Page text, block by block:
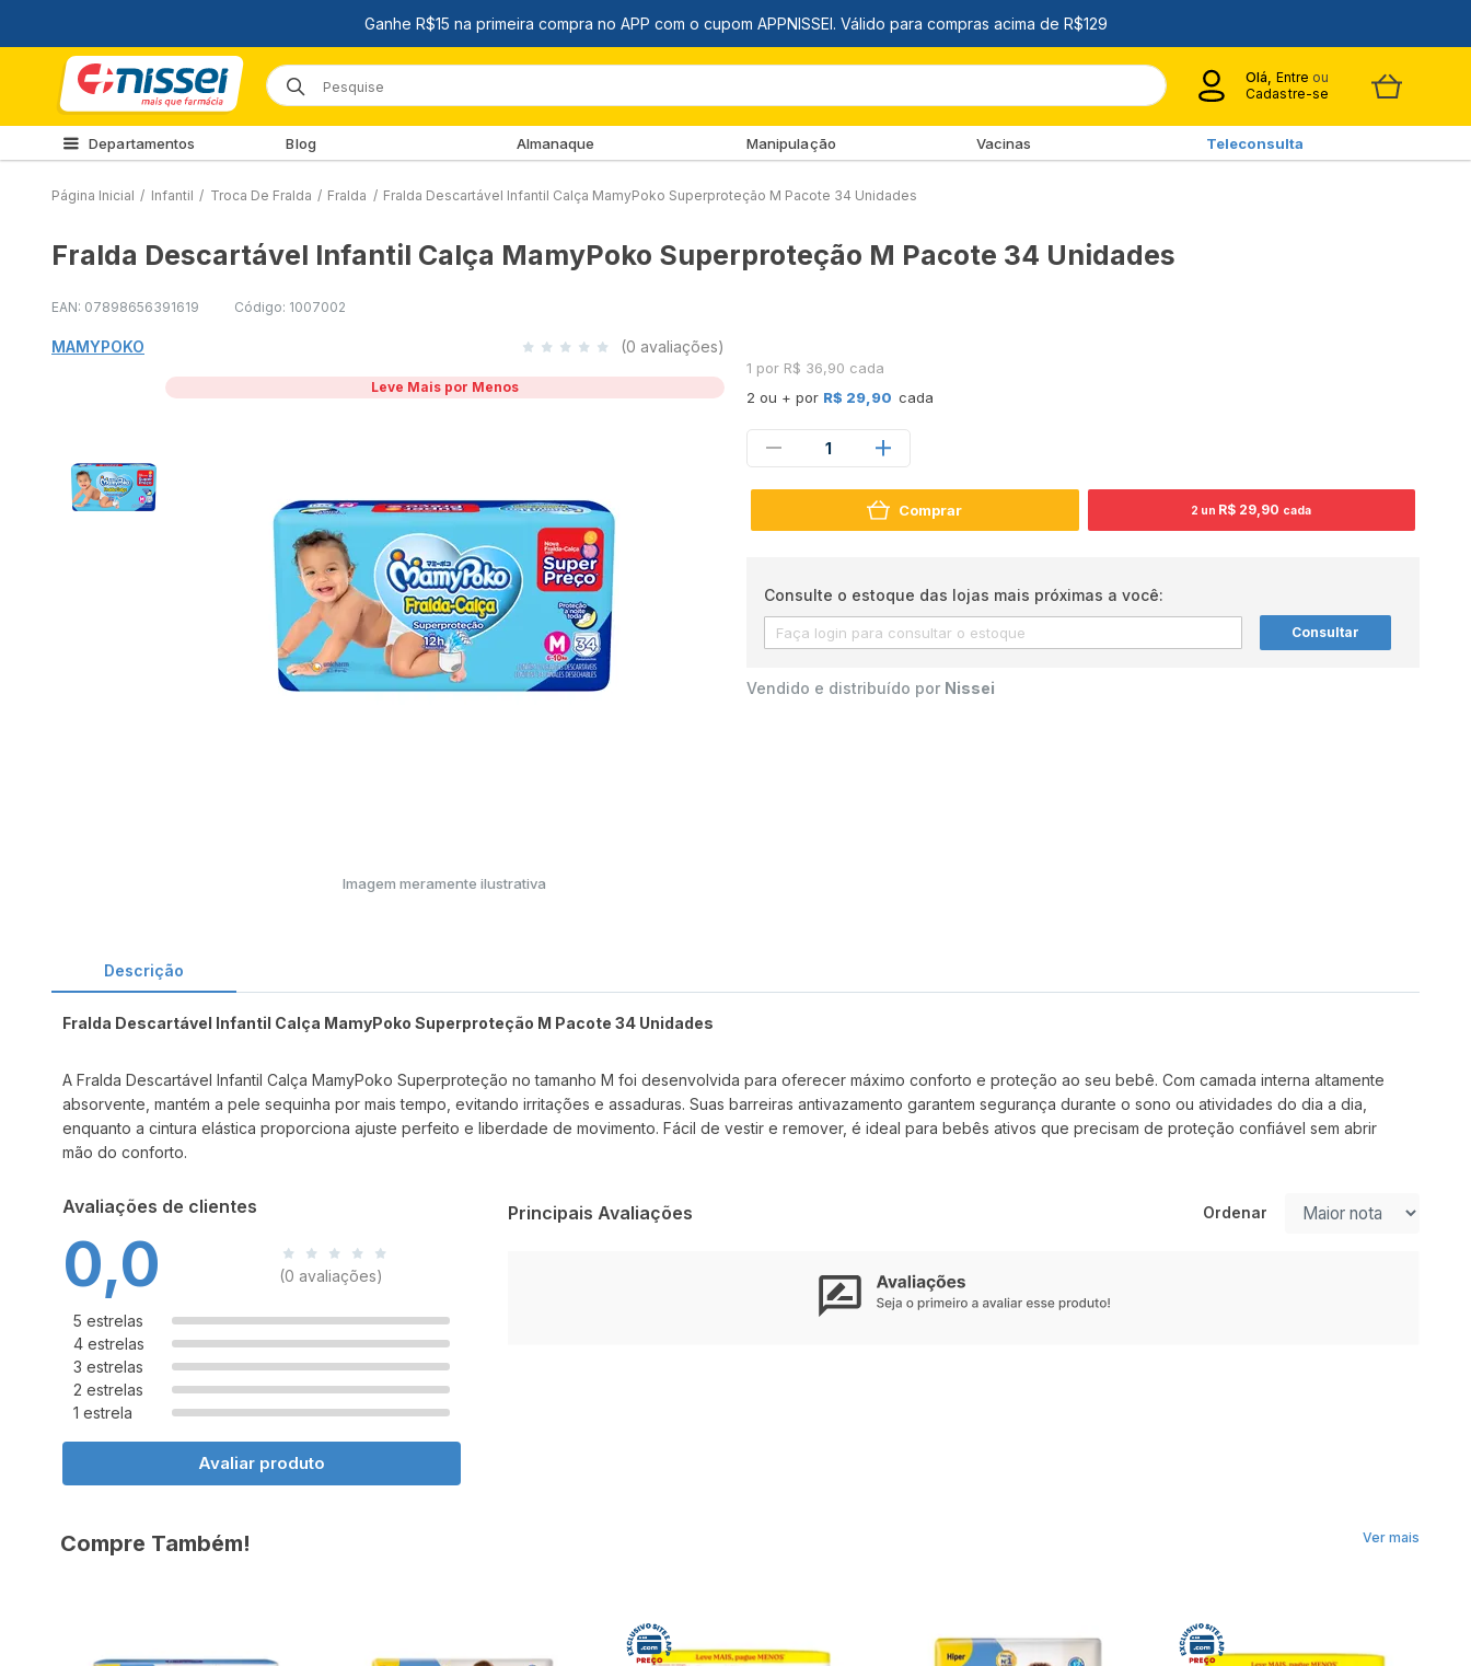
Olá, Entre ou
Cadastre-se
Departamentos Blog Almanaque Manipulação Vacinas Teleconsulta
Página Inicial / Infantil / Troca De Fralda / Fralda / Fralda Descartável Infantil Calça MamyPoko Superproteção M Pacote 34 Unidades
Fralda Descartável Infantil Calça MamyPoko Superproteção M Pacote 34 Unidades
EAN: 07898656391619 Código: 1007002
MAMYPOKO (0 avaliações)
Leve Mais por Menos
Imagem meramente ilustrativa
1 por R$ 36,90 cada
2 ou + por R$ 29,90 cada
1
Comprar 2 un R$ 29,90 cada
Consulte o estoque das lojas mais próximas a você:
Consultar
Vendido e distribuído por Nissei
Descrição
Fralda Descartável Infantil Calça MamyPoko Superproteção M Pacote 34 Unidades
A Fralda Descartável Infantil Calça MamyPoko Superproteção no tamanho M foi desenvolvida para oferecer máximo conforto e proteção ao seu bebê. Com camada interna altamente
absorvente, mantém a pele sequinha por mais tempo, evitando irritações e assaduras. Suas barreiras antivazamento garantem segurança durante o sono ou atividades do dia a dia,
enquanto a cintura elástica proporciona ajuste perfeito e liberdade de movimento. Fácil de vestir e remover, é ideal para bebês ativos que precisam de proteção confiável sem abrir
mão do conforto.
Avaliações de clientes
0,0 (0 avaliações)
5 estrelas
4 estrelas
3 estrelas
2 estrelas
1 estrela
Avaliar produto
Principais Avaliações Ordenar
Ver mais
Compre Também!